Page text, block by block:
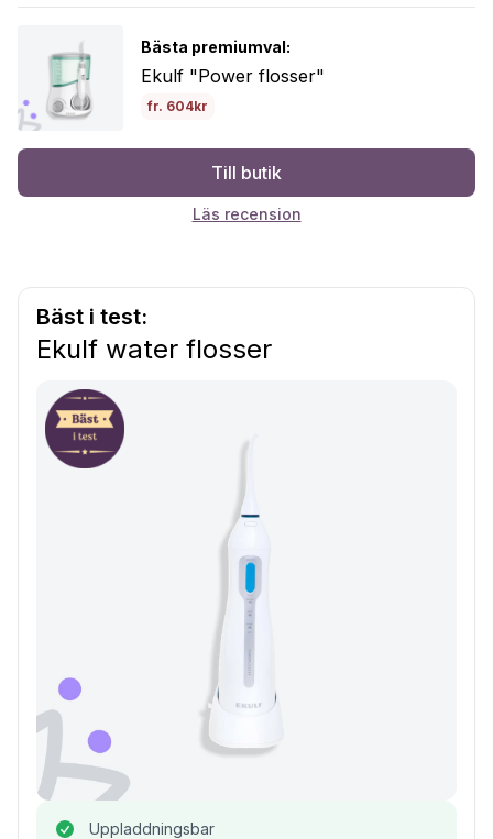
Bästa premiumval:
Ekulf "Power flosser"
fr. 604kr
Till butik
Läs recension
Bäst i test:
Ekulf water flosser
Uppladdningsbar